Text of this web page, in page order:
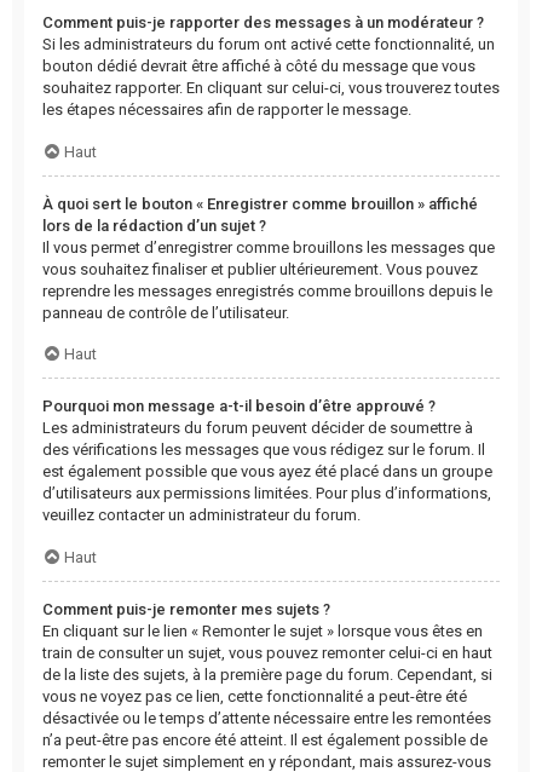
Comment puis-je rapporter des messages à un modérateur ?
Si les administrateurs du forum ont activé cette fonctionnalité, un
bouton dédié devrait être affiché à côté du message que vous
souhaitez rapporter. En cliquant sur celui-ci, vous trouverez toutes
les étapes nécessaires afin de rapporter le message.
Haut
À quoi sert le bouton « Enregistrer comme brouillon » affiché
lors de la rédaction d’un sujet ?
Il vous permet d’enregistrer comme brouillons les messages que
vous souhaitez finaliser et publier ultérieurement. Vous pouvez
reprendre les messages enregistrés comme brouillons depuis le
panneau de contrôle de l’utilisateur.
Haut
Pourquoi mon message a-t-il besoin d’être approuvé ?
Les administrateurs du forum peuvent décider de soumettre à
des vérifications les messages que vous rédigez sur le forum. Il
est également possible que vous ayez été placé dans un groupe
d’utilisateurs aux permissions limitées. Pour plus d’informations,
veuillez contacter un administrateur du forum.
Haut
Comment puis-je remonter mes sujets ?
En cliquant sur le lien « Remonter le sujet » lorsque vous êtes en
train de consulter un sujet, vous pouvez remonter celui-ci en haut
de la liste des sujets, à la première page du forum. Cependant, si
vous ne voyez pas ce lien, cette fonctionnalité a peut-être été
désactivée ou le temps d’attente nécessaire entre les remontées
n’a peut-être pas encore été atteint. Il est également possible de
remonter le sujet simplement en y répondant, mais assurez-vous